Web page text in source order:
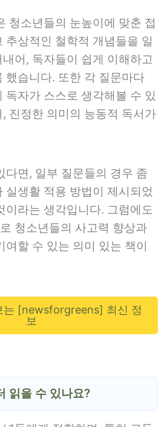
청소년들의 눈높이에 맞춘 접
추상적인 철학적 개념들을 일
어, 독자들이 쉽게 이해하고
했습니다. 또한 각 질문마다
독자가 스스로 생각해볼 수 있
진정한 의미의 능동적 독서가
다면, 일부 질문들의 경우 좀
실생활 적용 방법이 제시되었
이라는 생각입니다. 그럼에도
청소년들의 사고력 향상과
여할 수 있는 의미 있는 책이
는 [newsforgreens] 최신 정
보
읽을 수 있나요?